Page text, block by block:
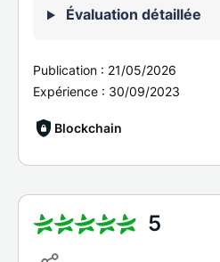
Évaluation détaillée
Publication : 21/05/2026
Expérience : 30/09/2023
Blockchain
5